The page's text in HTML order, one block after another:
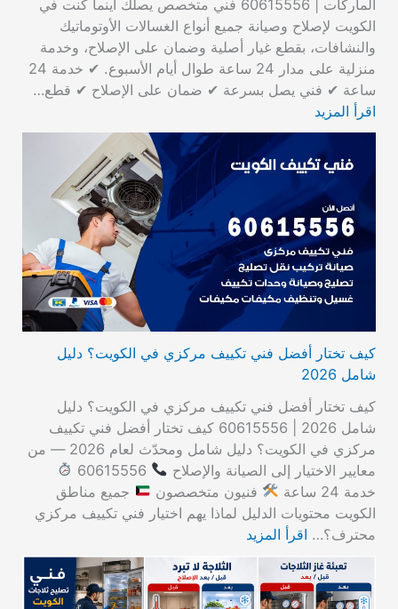
الماركات | 60615556 فني متخصص يصلك أينما كنت في
الكويت لإصلاح وصيانة جميع أنواع الغسالات الأوتوماتيك
والنشافات، بقطع غيار أصلية وضمان على الإصلاح، وخدمة
منزلية على مدار 24 ساعة طوال أيام الأسبوع. ✔ خدمة 24
ساعة ✔ فني يصل بسرعة ✔ ضمان على الإصلاح ✔ قطع…
اقرأ المزيد
كيف تختار أفضل فني تكييف مركزي في الكويت؟ دليل
شامل 2026
كيف تختار أفضل فني تكييف مركزي في الكويت؟ دليل
شامل 2026 | 60615556 كيف تختار أفضل فني تكييف
مركزي في الكويت؟ دليل شامل ومحدّث لعام 2026 — من
معايير الاختيار إلى الصيانة والإصلاح
خدمة 24 ساعة
فنيون متخصصون
جميع مناطق
الكويت محتويات الدليل لماذا يهم اختيار فني تكييف مركزي
محترف؟… اقرأ المزيد